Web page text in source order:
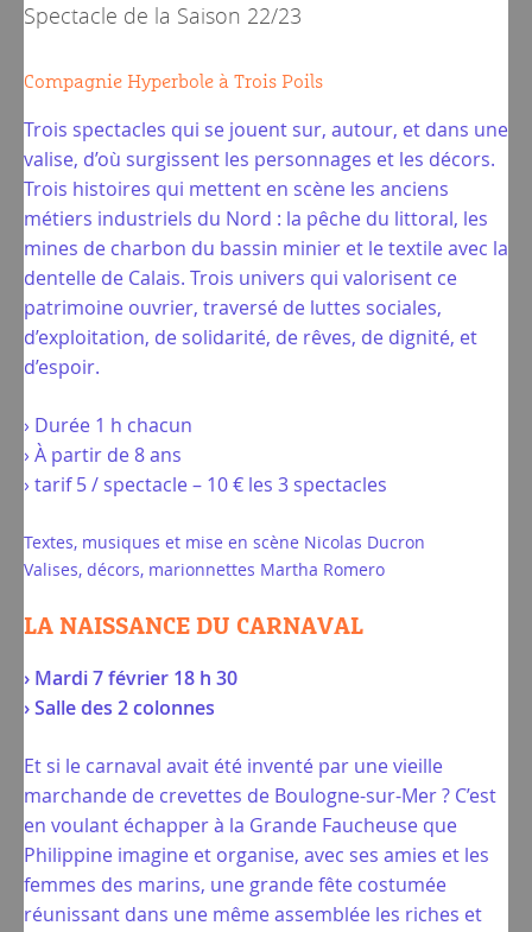
Spectacle de la Saison 22/23
Compagnie Hyperbole à Trois Poils
Trois spectacles qui se jouent sur, autour, et dans une
valise, d’où surgissent les personnages et les décors.
Trois histoires qui mettent en scène les anciens
métiers industriels du Nord : la pêche du littoral, les
mines de charbon du bassin minier et le textile avec la
dentelle de Calais. Trois univers qui valorisent ce
patrimoine ouvrier, traversé de luttes sociales,
d’exploitation, de solidarité, de rêves, de dignité, et
d’espoir.
› Durée 1 h chacun
› À partir de 8 ans
› tarif 5 / spectacle – 10 € les 3 spectacles
Textes, musiques et mise en scène Nicolas Ducron
Valises, décors, marionnettes Martha Romero
LA NAISSANCE DU CARNAVAL
› Mardi 7 février 18 h 30
› Salle des 2 colonnes
Et si le carnaval avait été inventé par une vieille
marchande de crevettes de Boulogne-sur-Mer ? C’est
en voulant échapper à la Grande Faucheuse que
Philippine imagine et organise, avec ses amies et les
femmes des marins, une grande fête costumée
réunissant dans une même assemblée les riches et